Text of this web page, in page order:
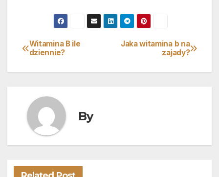
Nawigacja
wpisu
Jaka witamina b na
zajady?
Witamina B ile
dziennie?
By